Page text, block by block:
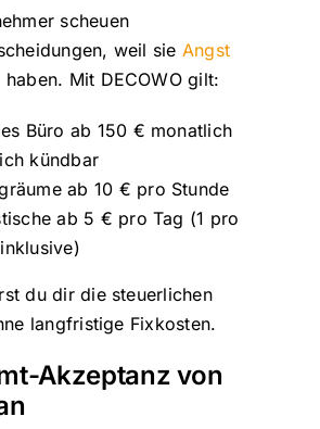
scheuen
weil sie Angst
Mit DECOWO gilt:
Büro ab 150 € monatlich
kündbar
ab 10 € pro Stunde
ab 5 € pro Tag (1 pro
du dir die steuerlichen
langfristige Fixkosten.
Akzeptanz von